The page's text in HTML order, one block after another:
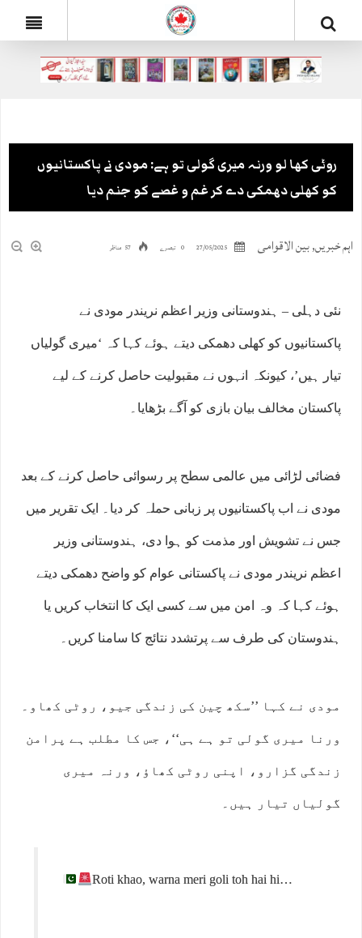
روٹی کھا لو ورنہ میری گولی تو ہے: مودی نے پاکستانیوں
کو کھلی دھمکی دے کر غم و غصے کو جنم دیا
اہم خبریں,بین الاقوامی 27/05/2025 0 تبصرے 57 مناظر
نئی دہلی – ہندوستانی وزیر اعظم نریندر مودی نے
پاکستانیوں کو کھلی دھمکی دیتے ہوئے کہا کہ ‘میری گولیاں
تیار ہیں’، کیونکہ انہوں نے مقبولیت حاصل کرنے کے لیے
پاکستان مخالف بیان بازی کو آگے بڑھایا۔
فضائی لڑائی میں عالمی سطح پر رسوائی حاصل کرنے کے بعد
مودی نے اب پاکستانیوں پر زبانی حملہ کر دیا۔ ایک تقریر میں
جس نے تشویش اور مذمت کو ہوا دی، ہندوستانی وزیر
اعظم نریندر مودی نے پاکستانی عوام کو واضح دھمکی دیتے
ہوئے کہا کہ وہ امن میں سے کسی ایک کا انتخاب کریں یا
ہندوستان کی طرف سے پرتشدد نتائج کا سامنا کریں۔
مودی نے کہا ’’سکھ چین کی زندگی جیو، روٹی کھاو۔
ورنا میری گولی تو ہے ہی‘‘، جس کا مطلب ہے پرامن
زندگی گزارو، اپنی روٹی کھاؤ، ورنہ میری
گولیاں تیار ہیں۔
Roti khao, warna meri goli toh hai hi…